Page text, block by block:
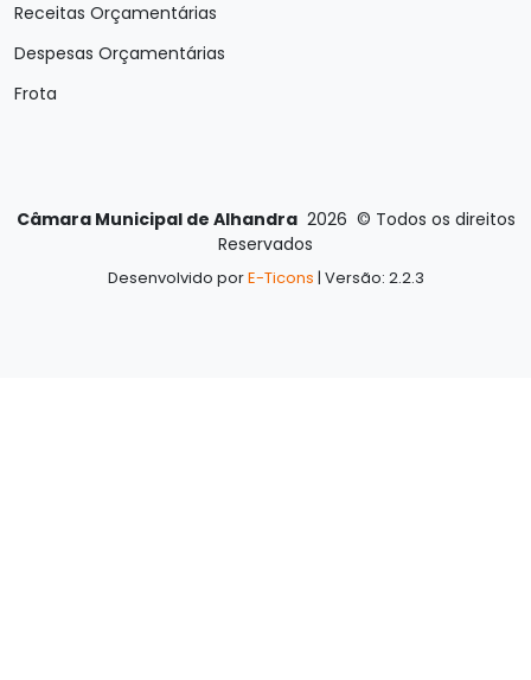
Receitas Orçamentárias
Despesas Orçamentárias
Frota
Câmara Municipal de Alhandra 2026 © Todos os direitos
Reservados
Desenvolvido porE-Ticons | Versão: 2.2.3